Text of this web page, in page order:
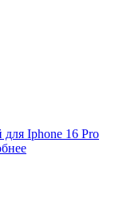
Iphone 16 Pro